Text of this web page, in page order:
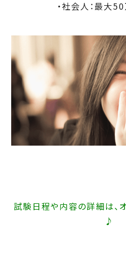
・社会人：最大
試験日程や内容の詳細は、
♪